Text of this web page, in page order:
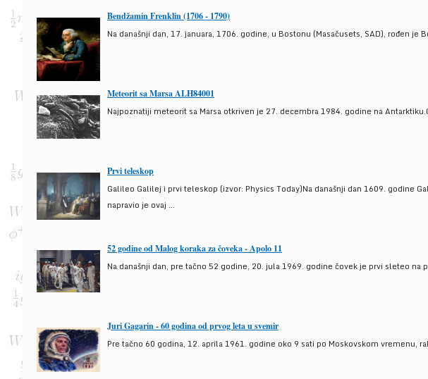
Bendžamin Frenklin (1706 - 1790)
Na današnji dan, 17. januara, 1706. godine, u Bostonu (Masačusets, SAD), rođen
Meteorit sa Marsa ALH84001
Najpoznatiji meteorit sa Marsa otkriven je 27. decembra 1984. godine na
Prvi teleskop
Galileo Galilej i prvi teleskop (izvor: Physics Today)Na današnji dan 1609. godine
napravio je ovaj ...
52 godine od Malog koraka za čoveka - Apolo 11
Na današnji dan, pre tačno 52 godine, 20. jula 1969. godine čovek je prvi sleteo
Juri Gagarin - 60 godina od prvog leta u svemir
Pre tačno 60 godina, 12. aprila 1961. godine oko 9 sati po Moskovskom vremenu,